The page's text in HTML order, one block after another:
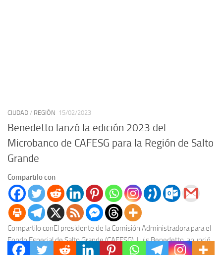
CIUDAD / REGIÓN 15/02/2023
Benedetto lanzó la edición 2023 del
Microbanco de CAFESG para la Región de Salto
Grande
Compartilo con
Compartilo conEl presidente de la Comisión Administradora para el
Fondo Especial de Salto Grande (CAFESG), Luis Benedetto, anunció
hoy, con la presencia de emprendedores de...